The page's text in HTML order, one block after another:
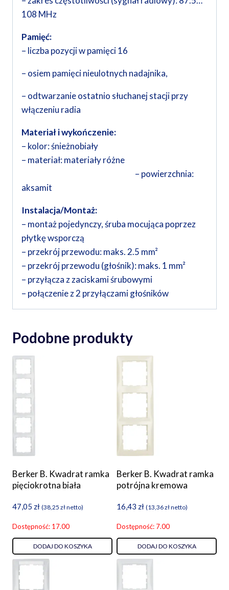
108 MHz
Pamięć:
– liczba pozycji w pamięci 16
– osiem pamięci nieulotnych nadajnika,
– odtwarzanie ostatnio słuchanej stacji przy
włączeniu radia
Materiał i wykończenie:
– kolor: śnieżnobiały
– materiał: materiały różne
– powierzchnia:
aksamit
Instalacja/Montaż:
– montaż pojedynczy, śruba mocująca poprzez
płytkę wsporczą
– przekrój przewodu: maks. 2.5 mm²
– przekrój przewodu (głośnik): maks. 1 mm²
– przyłącza z zaciskami śrubowymi
– połączenie z 2 przyłączami głośników
Podobne produkty
Berker B. Kwadrat ramka
pięciokrotna biała
47,05 zł (38,25 złnetto)
Dostępność: 17.00
DODAJ DO KOSZYKA
Berker B. Kwadrat ramka
potrójna kremowa
16,43 zł (13,36złnetto)
Dostępność: 7.00
DODAJ DO KOSZYKA